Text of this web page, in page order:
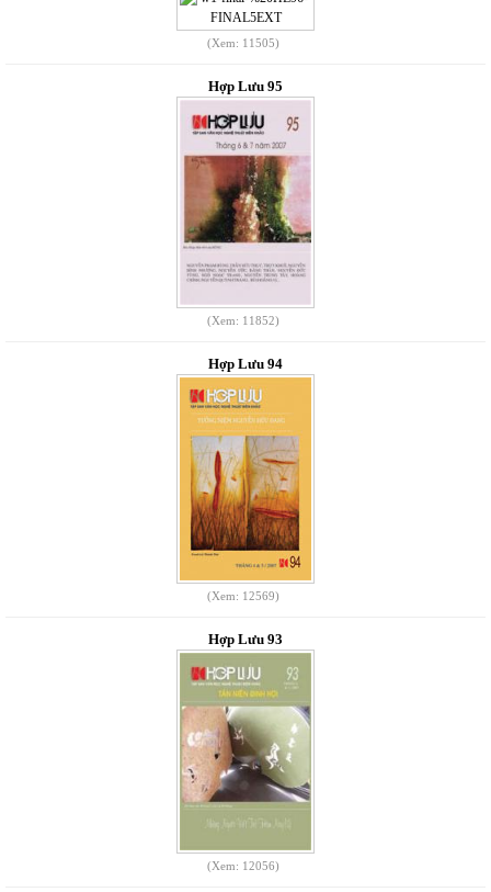
(Xem: 11505)
Hợp Lưu 95
(Xem: 11852)
Hợp Lưu 94
(Xem: 12569)
Hợp Lưu 93
(Xem: 12056)